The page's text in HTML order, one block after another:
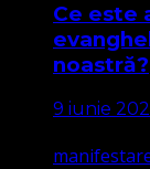
Ce este
noastră?
9 iunie